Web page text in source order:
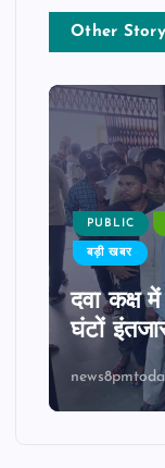
Other Story
PUBLIC
बड़ी खबर
दवा कक्ष
घंटों